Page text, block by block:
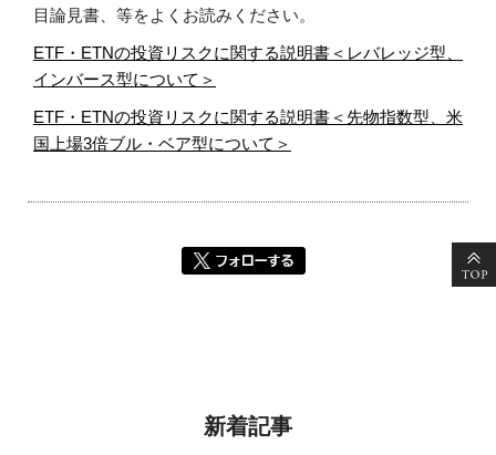
目論見書、等をよくお読みください。
ETF・ETNの投資リスクに関する説明書＜レバレッジ型、
インバース型について＞
ETF・ETNの投資リスクに関する説明書＜先物指数型、米
国上場3倍ブル・ベア型について＞
新着記事